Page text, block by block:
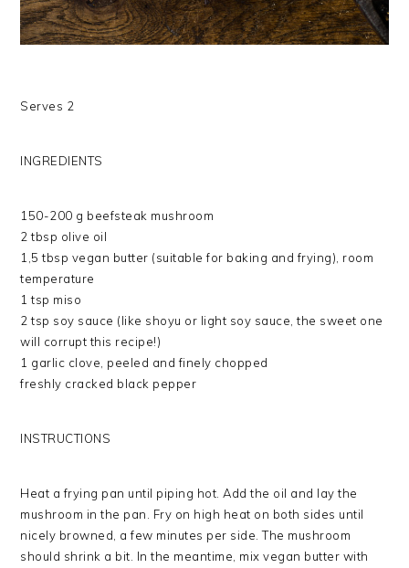
Serves 2
INGREDIENTS
150-200 g beefsteak mushroom
2 tbsp olive oil
1,5 tbsp vegan butter (suitable for baking and frying), room
temperature
1 tsp miso
2 tsp soy sauce (like shoyu or light soy sauce, the sweet one
will corrupt this recipe!)
1 garlic clove, peeled and finely chopped
freshly cracked black pepper
INSTRUCTIONS
Heat a frying pan until piping hot. Add the oil and lay the
mushroom in the pan. Fry on high heat on both sides until
nicely browned, a few minutes per side. The mushroom
should shrink a bit. In the meantime, mix vegan butter with